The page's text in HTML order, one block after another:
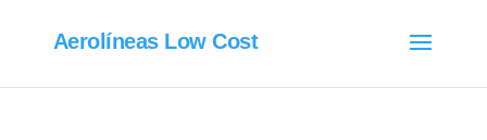
Aerolíneas Low Cost